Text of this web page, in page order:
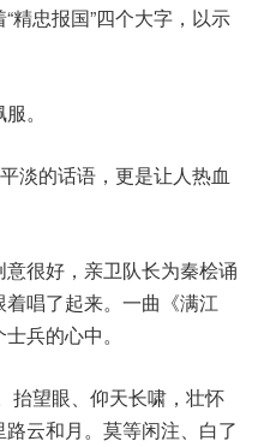
精忠报国”四个大字，以示
。
淡的话语，更是让人热血
很好，亲卫队长为秦桧诵
唱了起来。一曲《满江
兵的心中。
抬望眼、仰天长啸，壮怀
云和月。莫等闲注、白了